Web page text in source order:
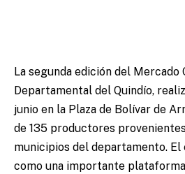
La segunda edición del Mercado
Departamental del Quindío,
junio en la Plaza de Bolívar de
de 135 productores
municipios del departamento. El
como una importante